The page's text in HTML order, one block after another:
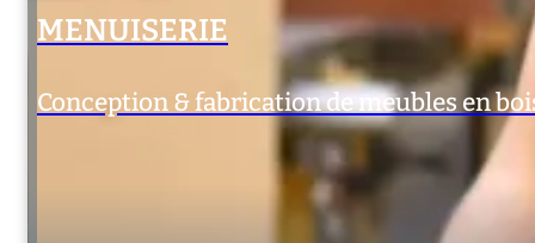
MENUISERIE
Conception & fabrication de meubles en